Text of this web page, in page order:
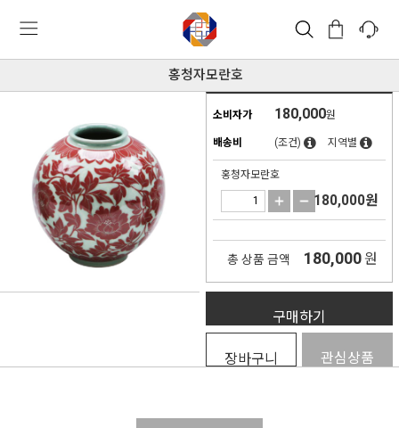
홍청자모란호
소비자가 180,000원
배송비 (조건) 지역별
홍청자모란호
180,000원
총 상품 금액 180,000 원
구매하기
장바구니 관심상품